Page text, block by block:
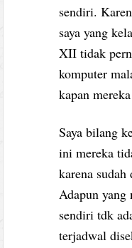
sendiri.
saya yang
XII tidak
komputer
kapan
Saya bilang
ini mereka
karena
Adapun
sendiri tdk
terjadwal